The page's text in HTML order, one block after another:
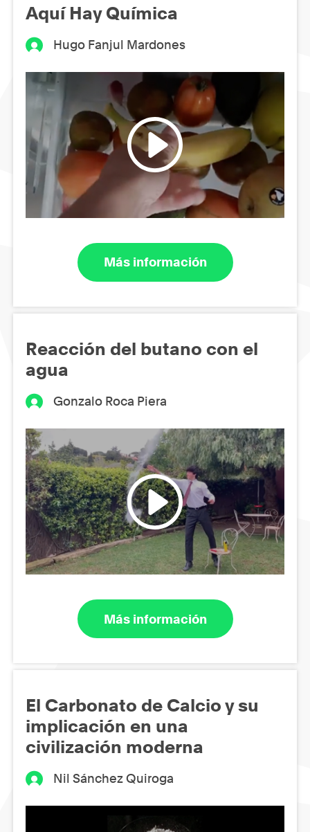
Aquí Hay Química
Hugo Fanjul Mardones
Más información
Reacción del butano con el
agua
Gonzalo Roca Piera
Más información
El Carbonato de Calcio y su
implicación en una
civilización moderna
Nil Sánchez Quiroga